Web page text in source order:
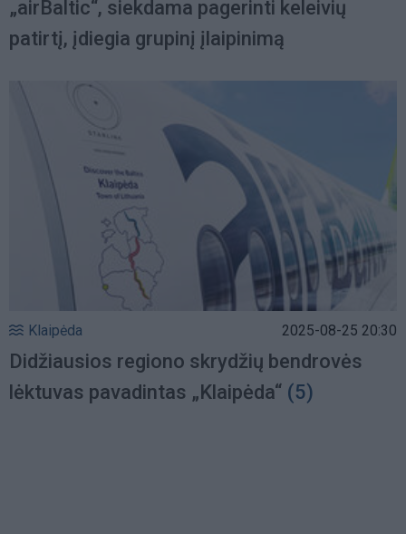
„airBaltic“, siekdama pagerinti keleivių
patirtį, įdiegia grupinį įlaipinimą
Klaipėda 2025-08-25 20:30
Didžiausios regiono skrydžių bendrovės
lėktuvas pavadintas „Klaipėda“ (5)